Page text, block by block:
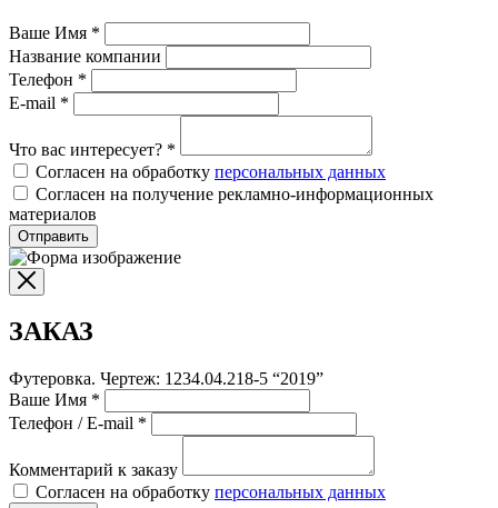
Ваше Имя *
Название компании
Телефон *
E-mail *
Что вас интересует? *
Согласен на обработку персональных данных
Согласен на получение рекламно-информационных
материалов
Отправить
ЗАКАЗ
Футеровка. Чертеж: 1234.04.218-5 “2019”
Ваше Имя *
Телефон / E-mail *
Комментарий к заказу
Согласен на обработку персональных данных